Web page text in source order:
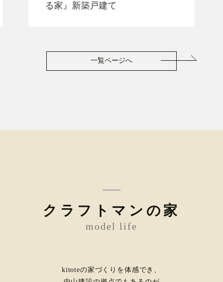
る家』新築戸建て
一覧ページへ
クラフトマンの家
model life
kitoteの家づくりを体感でき、